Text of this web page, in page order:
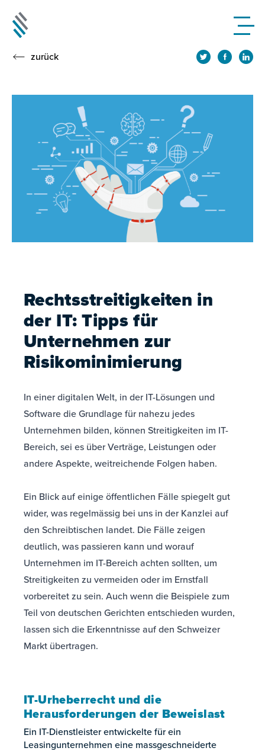
zurück
Rechtsstreitigkeiten in
der IT: Tipps für
Unternehmen zur
Risikominimierung
In einer digitalen Welt, in der IT-Lösungen und
Software die Grundlage für nahezu jedes
Unternehmen bilden, können Streitigkeiten im IT-
Bereich, sei es über Verträge, Leistungen oder
andere Aspekte, weitreichende Folgen haben.
Ein Blick auf einige öffentlichen Fälle spiegelt gut
wider, was regelmässig bei uns in der Kanzlei auf
den Schreibtischen landet. Die Fälle zeigen
deutlich, was passieren kann und worauf
Unternehmen im IT-Bereich achten sollten, um
Streitigkeiten zu vermeiden oder im Ernstfall
vorbereitet zu sein. Auch wenn die Beispiele zum
Teil von deutschen Gerichten entschieden wurden,
lassen sich die Erkenntnisse auf den Schweizer
Markt übertragen.
IT-Urheberrecht und die
Herausforderungen der Beweislast
Ein IT-Dienstleister entwickelte für ein
Leasingunternehmen eine massgeschneiderte